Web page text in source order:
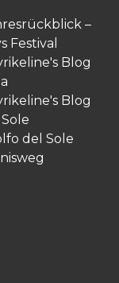
–
Festival
Blog
Blog
del Sole